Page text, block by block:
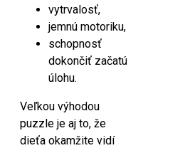
vytrvalosť,
jemnú motoriku,
schopnosť
dokončiť začatú
úlohu.
Veľkou výhodou
puzzle je aj to, že
dieťa okamžite vidí